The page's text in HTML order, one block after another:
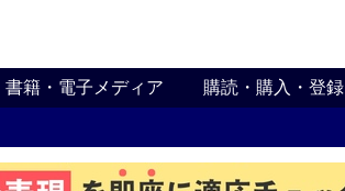
書籍・電子メディア 購読・購入・登録